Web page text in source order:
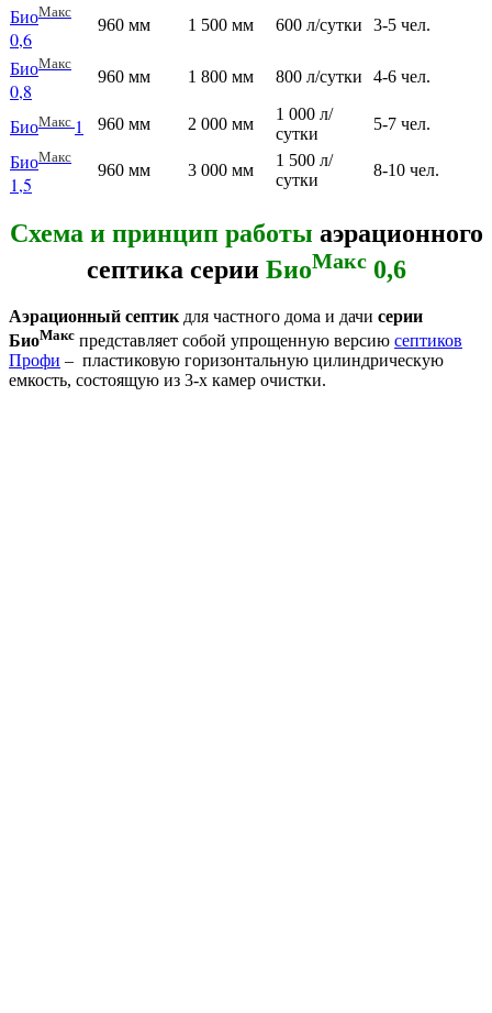
БиоМакс
0,6
960 мм 1 500 мм 600 л/сутки 3-5 чел.
БиоМакс
0,8
960 мм 1 800 мм 800 л/сутки 4-6 чел.
БиоМакс 1 960 мм 2 000 мм
1 000 л/
сутки
5-7 чел.
БиоМакс
1,5
960 мм 3 000 мм
1 500 л/
сутки
8-10 чел.
Схема и принцип работы аэрационного
септика серии БиоМакс0,6
Аэрационный септик для частного дома и дачи серии
БиоМакс представляет собой упрощенную версию септиков
Профи – пластиковую горизонтальную цилиндрическую
емкость, состоящую из 3-х камер очистки.